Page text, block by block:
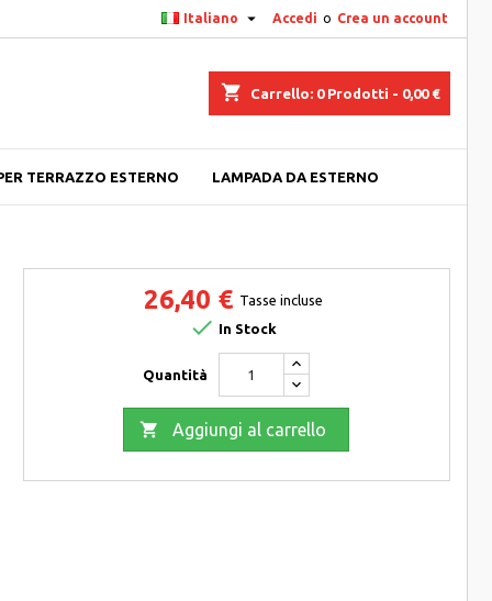
Accedi o Crea un account
Italiano 
shopping_cart Carrello: 0Prodotti - 0,00 €
TERRAZZO ESTERNO LAMPADA DA ESTERNO
26,40 € Tasse incluse
 In Stock
Quantità
 Aggiungi al carrello